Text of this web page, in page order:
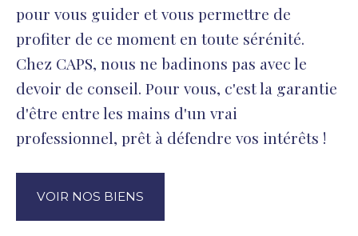
pour vous guider et vous permettre de
profiter de ce moment en toute sérénité.
Chez CAPS, nous ne badinons pas avec le
devoir de conseil. Pour vous, c'est la garantie
d'être entre les mains d'un vrai
professionnel, prêt à défendre vos intérêts !
VOIR NOS BIENS